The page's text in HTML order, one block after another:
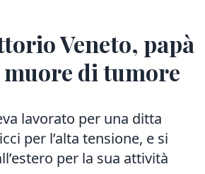
Veneto, papà
di tumore
lavorato per una ditta
per l’alta tensione, e si
per la sua attività